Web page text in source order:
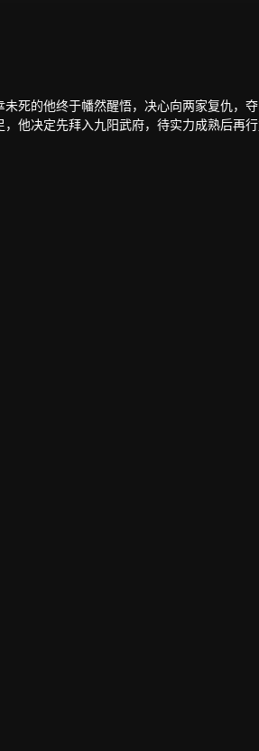
死的他终于幡然醒悟，决心向两家复仇，
他决定先拜入九阳武府，待实力成熟后再
之法，暗中出城历练，战赤面鬼，杀百足兽
围剿，而林天神功大成，自以一剑破之。且